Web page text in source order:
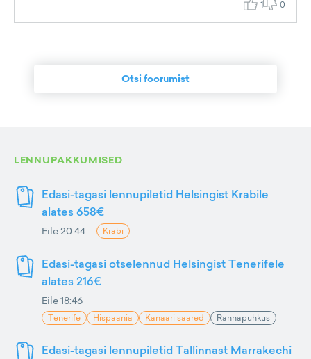
1 0
Otsi foorumist
LENNUPAKKUMISED
Edasi-tagasi lennupiletid Helsingist Krabile
alates 658€
Eile 20:44 Krabi
Edasi-tagasi otselennud Helsingist Tenerifele
alates 216€
Eile 18:46
Tenerife Hispaania Kanaari saared Rannapuhkus
Edasi-tagasi lennupiletid Tallinnast Marrakechi